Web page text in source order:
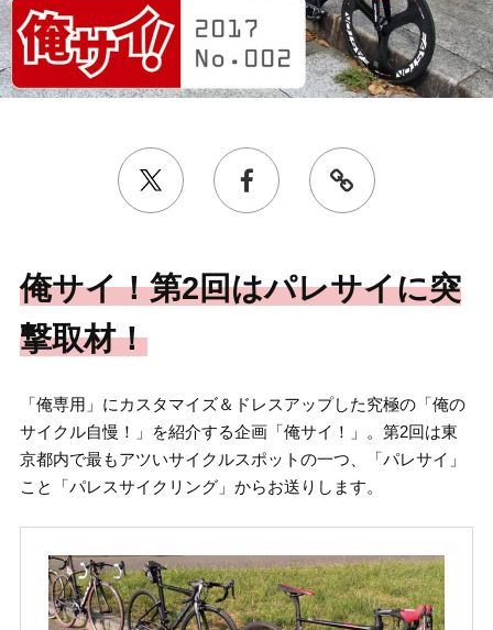
俺サイ！第2回はパレサイに突
撃取材！
「俺専用」にカスタマイズ＆ドレスアップした究極の「俺の
サイクル自慢！」を紹介する企画「俺サイ！」。第2回は東
京都内で最もアツいサイクルスポットの一つ、「パレサイ」
こと「パレスサイクリング」からお送りします。